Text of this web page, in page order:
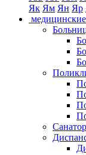
Як Ям Ян Яр